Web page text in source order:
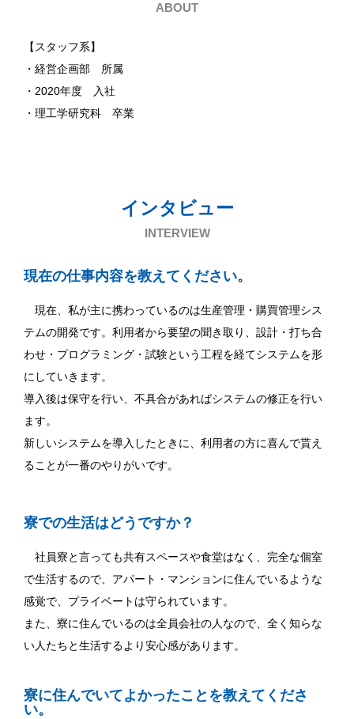
ABOUT
【スタッフ系】
・経営企画部 所属
・2020年度 入社
・理工学研究科 卒業
インタビュー
INTERVIEW
現在の仕事内容を教えてください。
現在、私が主に携わっているのは生産管理・購買管理シス
テムの開発です。利用者から要望の聞き取り、設計・打ち合
わせ・プログラミング・試験という工程を経てシステムを形
にしていきます。
導入後は保守を行い、不具合があればシステムの修正を行い
ます。
新しいシステムを導入したときに、利用者の方に喜んで貰え
ることが一番のやりがいです。
寮での生活はどうですか？
社員寮と言っても共有スペースや食堂はなく、完全な個室
で生活するので、アパート・マンションに住んでいるような
感覚で、プライベートは守られています。
また、寮に住んでいるのは全員会社の人なので、全く知らな
い人たちと生活するより安心感があります。
寮に住んでいてよかったことを教えてくださ
い。